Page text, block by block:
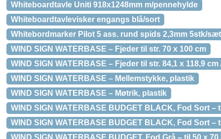
Whiteboardtavle Uniti 918x1248mm m/pennehylde
Whiteboardtavlevisker engangs blå/sort
Whitebordmarker Pilot 5 ass. rund spids 2,3mm 5stk/sæt
WIND SIGN WATERBASE – Fjeder til str. 70 x 100 cm
WIND SIGN WATERBASE – Fjeder til str. 84,1 x 118,9 cm
WIND SIGN WATERBASE – Mellemstykke, plastik
WIND SIGN WATERBASE – Møtrik, plastik
WIND SIGN WATERBASE BUDGET BLACK, Fod Sort –
WIND SIGN WATERBASE BUDGET BLACK, Fod Sort –
WIND SIGN WATERBASE BUDGET, Fod Grå – til 50 x